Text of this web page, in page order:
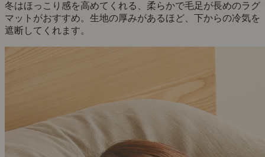
冬はほっこり感を高めてくれる、柔らかで毛足が長めのラグ
マットがおすすめ。生地の厚みがあるほど、下からの冷気を
遮断してくれます。